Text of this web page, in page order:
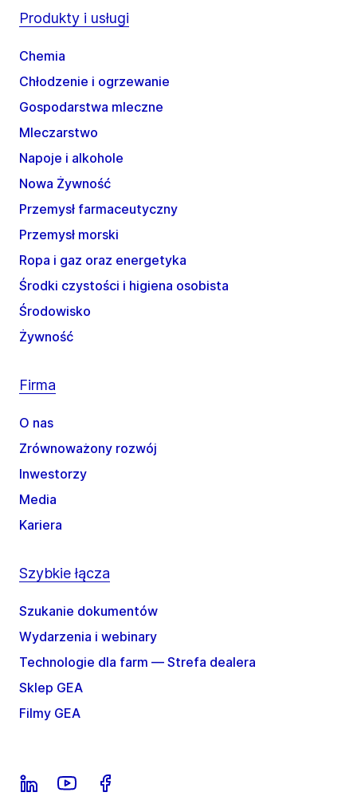
Produkty i usługi
Chemia
Chłodzenie i ogrzewanie
Gospodarstwa mleczne
Mleczarstwo
Napoje i alkohole
Nowa Żywność
Przemysł farmaceutyczny
Przemysł morski
Ropa i gaz oraz energetyka
Środki czystości i higiena osobista
Środowisko
Żywność
Firma
O nas
Zrównoważony rozwój
Inwestorzy
Media
Kariera
Szybkie łącza
Szukanie dokumentów
Wydarzenia i webinary
Technologie dla farm — Strefa dealera
Sklep GEA
Filmy GEA